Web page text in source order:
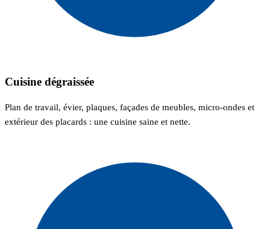
Cuisine dégraissée
Plan de travail, évier, plaques, façades de meubles, micro-ondes et
extérieur des placards : une cuisine saine et nette.